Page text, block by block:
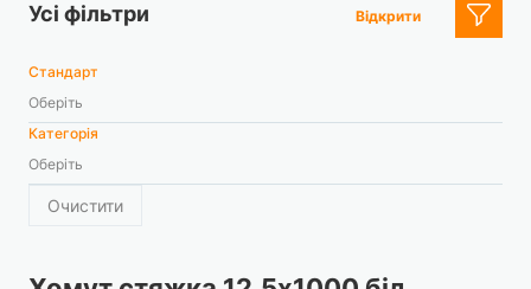
Усі фільтри Відкрити
Стандарт
Оберіть
Категорія
Оберіть
Очистити